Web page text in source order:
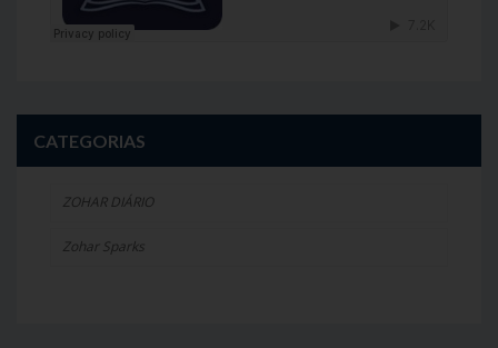
CATEGORIAS
ZOHAR DIÁRIO
Zohar Sparks